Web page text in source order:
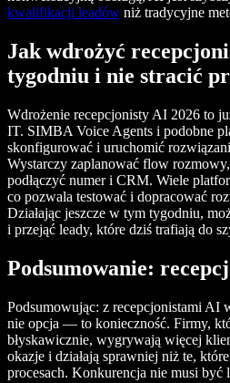
kwalifikacji leadów niż tradycyjne
Jak wdrożyć
tygodniu i nie stracić
Wdrożenie recepcjonisty AI 2026 to
IT. SIMBA Voice Agents i podobne
skonfigurować i uruchomić
Wystarczy zaplanować flow
podłączyć numer i CRM. Wiele
co pozwala testować i dopracować
Działając jeszcze w tym tygodniu,
i przejąć leady, które dziś trafiają do
Podsumowanie:
Podsumowując: z recepcjonistami AI
nie opcja — to konieczność. Firmy,
błyskawicznie, wygrywają więcej
okazje i działają sprawniej niż te,
procesach. Konkurencja nie musi